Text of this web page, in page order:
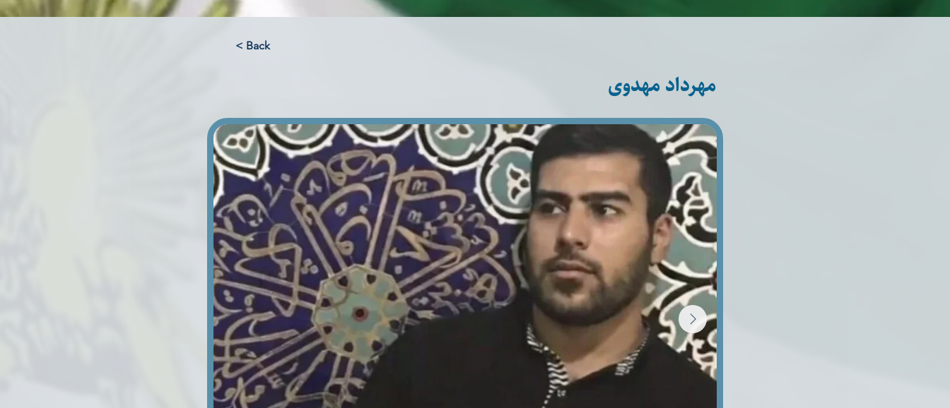
< Back
مهرداد مهدوی